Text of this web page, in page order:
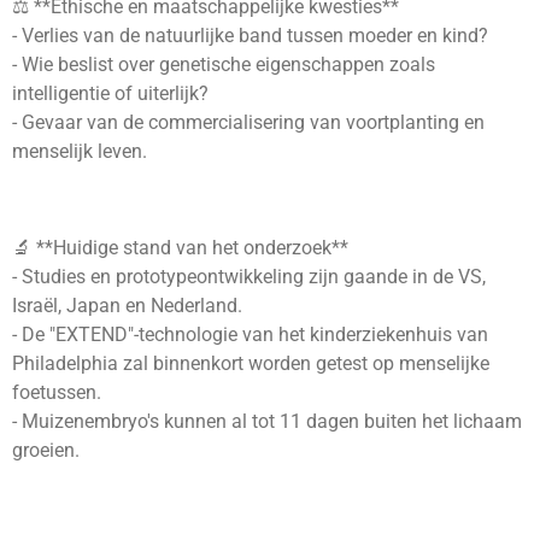
⚖️ **Ethische en maatschappelijke kwesties**
- Verlies van de natuurlijke band tussen moeder en kind?
- Wie beslist over genetische eigenschappen zoals
intelligentie of uiterlijk?
- Gevaar van de commercialisering van voortplanting en
menselijk leven.
🔬 **Huidige stand van het onderzoek**
- Studies en prototypeontwikkeling zijn gaande in de VS,
Israël, Japan en Nederland.
- De "EXTEND"-technologie van het kinderziekenhuis van
Philadelphia zal binnenkort worden getest op menselijke
foetussen.
- Muizenembryo's kunnen al tot 11 dagen buiten het lichaam
groeien.